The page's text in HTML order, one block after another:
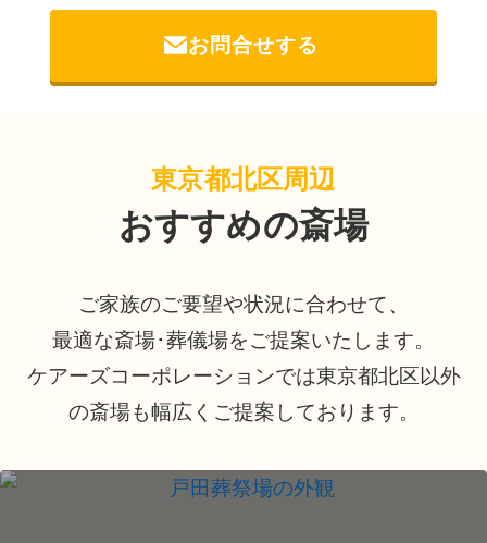
お問合せする
東京都北区周辺
おすすめの斎場
ご家族のご要望や状況に合わせて、
最適な斎場･葬儀場をご提案いたします。
ケアーズコーポレーションでは東京都北区以外
の斎場も幅広くご提案しております。